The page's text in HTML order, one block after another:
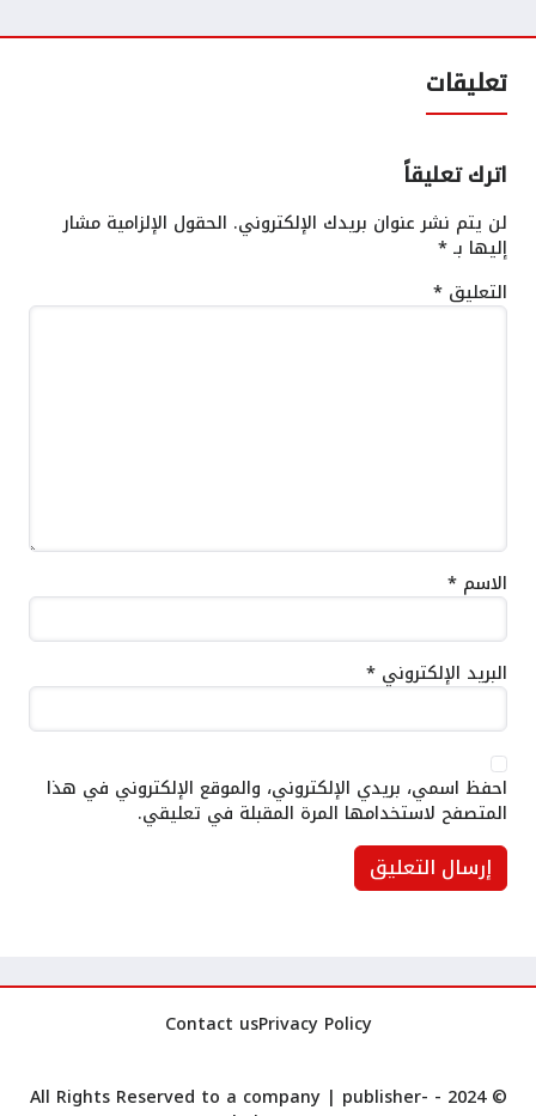
تعليقات
اترك تعليقاً
لن يتم نشر عنوان بريدك الإلكتروني. الحقول الإلزامية مشار
إليها بـ*
التعليق *
الاسم *
البريد الإلكتروني *
احفظ اسمي، بريدي الإلكتروني، والموقع الإلكتروني في هذا
المتصفح لاستخدامها المرة المقبلة في تعليقي.
Privacy Policy
Contact us
© 2024 - All Rights Reserved to a company |
publisher-